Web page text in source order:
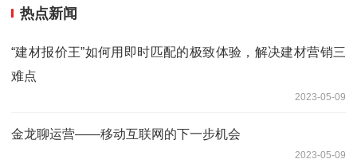
热点新闻
“建材报价王”如何用即时匹配的极致体验，解决建材营销三
难点
2023-05-09
金龙聊运营——移动互联网的下一步机会
2023-05-09